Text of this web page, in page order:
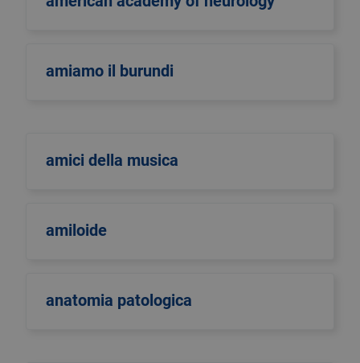
amiamo il burundi
amici della musica
amiloide
anatomia patologica